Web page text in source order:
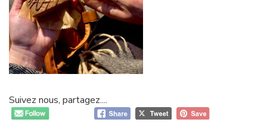
Suivez nous, partagez....